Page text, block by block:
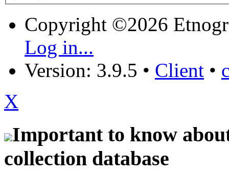
Copyright ©2026
Log in...
Version: 3.9.5 • Client •
X
Important to know
collection database